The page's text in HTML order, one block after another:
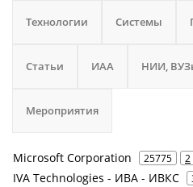
Технологии Системы
Статьи ИАА НИИ,
Мероприятия
Microsoft Corporation 25775 2
IVA Technologies - ИВА - ИВКС